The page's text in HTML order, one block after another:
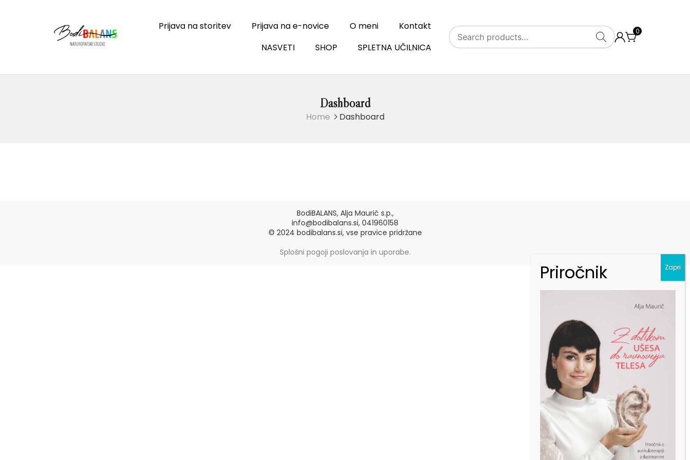
Prijava na storitev Prijava na e-novice O meni
Kontakt
NASVETI
SHOP SPLETNA UČILNICA
SEARCH
0
Dashboard
Home Dashboard
BodiBALANS, Alja Maurič s.p.,
info@bodibalans.si, 041960158
© 2024 bodibalans.si, vse pravice pridržane
Splošni pogoji poslovanja in uporabe.